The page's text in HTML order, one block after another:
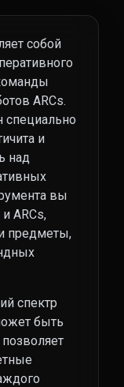
собой
ARCs.
специально
и
над
вы
ARCs,
предметы,
спектр
быть